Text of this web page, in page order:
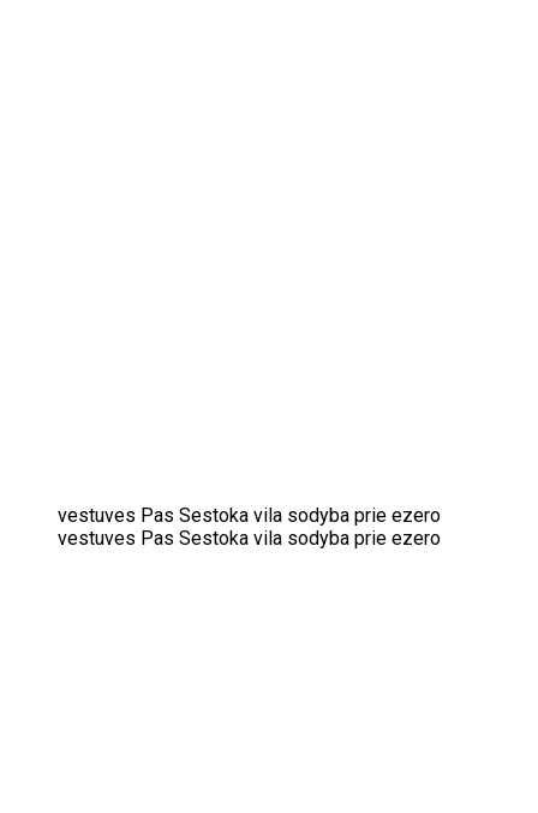
vestuves Pas Sestoka vila sodyba prie ezero
vestuves Pas Sestoka vila sodyba prie ezero